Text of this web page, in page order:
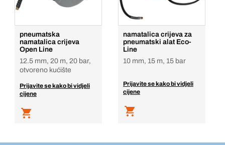
pneumatska
namatalica crijeva
Open Line
12.5 mm, 20 m, 20 bar,
otvoreno kućište
Prijavite se kako bi vidjeli
cijene
namatalica crijeva za
pneumatski alat Eco-
Line
10 mm, 15 m, 15 bar
Prijavite se kako bi vidjeli
cijene